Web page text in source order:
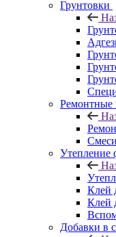
Грунтовки
Ремонтные
Утепление
Клей
Клей
Добавки в